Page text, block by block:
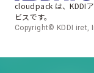
cloudpack は、KDDI
ビスです。
Copyright© KDDI iret,